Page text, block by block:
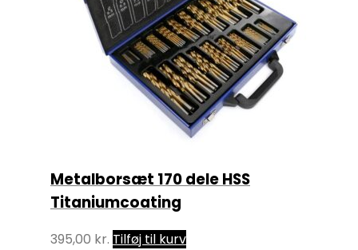
Metalborsæt 170 dele HSS
Titaniumcoating
395,00 kr. Tilføj til kurv